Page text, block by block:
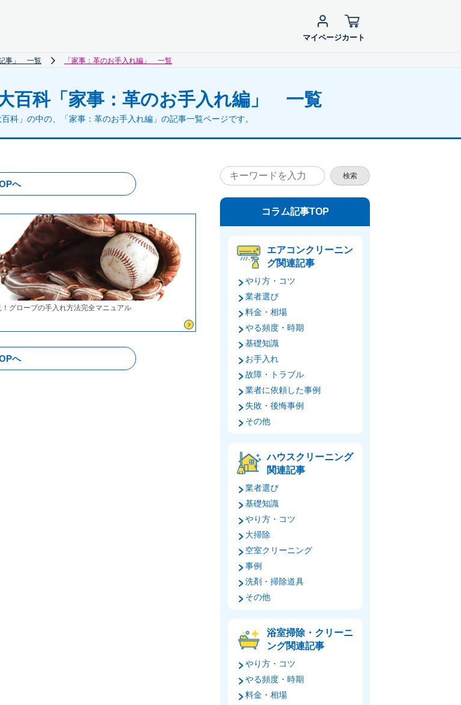
マイページカート
記事」 一覧 「家事：革のお手入れ編」 一覧
百科「家事：革のお手入れ編」 一覧
科」の中の、「家事：革のお手入れ編」の記事一覧ページです。
へ
！グローブの手入れ方法完全マニュアル
へ
検索
コラム記事TOP
エアコンクリーニン
グ関連記事
やり方・コツ
業者選び
料金・相場
やる頻度・時期
基礎知識
お手入れ
故障・トラブル
業者に依頼した事例
失敗・後悔事例
その他
ハウスクリーニング
関連記事
業者選び
基礎知識
やり方・コツ
大掃除
空室クリーニング
事例
洗剤・掃除道具
その他
浴室掃除・クリーニ
ング関連記事
やり方・コツ
やる頻度・時期
料金・相場